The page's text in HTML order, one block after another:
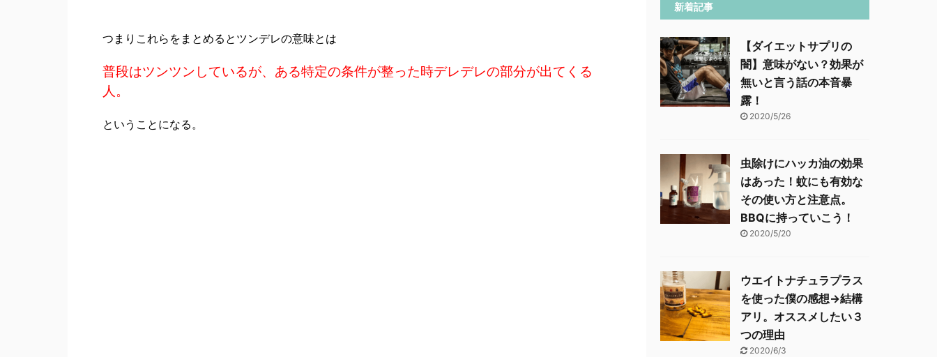
つまりこれらをまとめるとツンデレの意味とは
普段はツンツンしているが、ある特定の条件が整った時デレデレの部分が出てくる
人。
ということになる。
新着記事
【ダイエットサプリの
闇】意味がない？効果が
無いと言う話の本音暴
露！
2020/5/26
虫除けにハッカ油の効果
はあった！蚊にも有効な
その使い方と注意点。
BBQに持っていこう！
2020/5/20
ウエイトナチュラプラス
を使った僕の感想→結構
アリ。オススメしたい３
つの理由
2020/6/3